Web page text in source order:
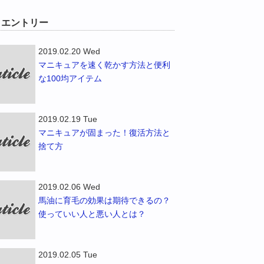
ントリー
2019.02.20 Wed
マニキュアを速く乾かす方法と便利
な100均アイテム
2019.02.19 Tue
マニキュアが固まった！復活方法と
捨て方
2019.02.06 Wed
馬油に育毛の効果は期待できるの？
使っていい人と悪い人とは？
2019.02.05 Tue